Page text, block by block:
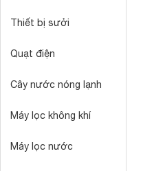
Thiết bị sưởi
Quạt điện
Cây nước nóng lạnh
Máy lọc không khí
Máy lọc nước